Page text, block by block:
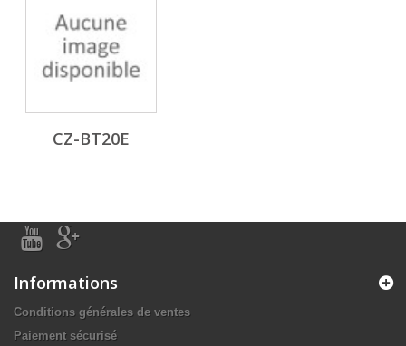
CZ-BT20E
Informations
Conditions générales de ventes
Paiement sécurisé